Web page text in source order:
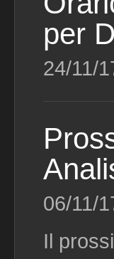
per
24/11/
06/11/
Il